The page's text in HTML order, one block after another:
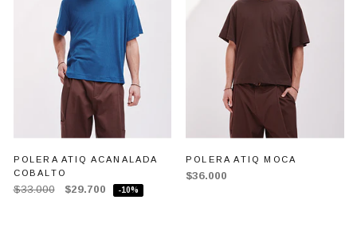
POLERA ATIQ ACANALADA
COBALTO
$33.000 $29.700 -10%
POLERA ATIQ MOCA
$36.000